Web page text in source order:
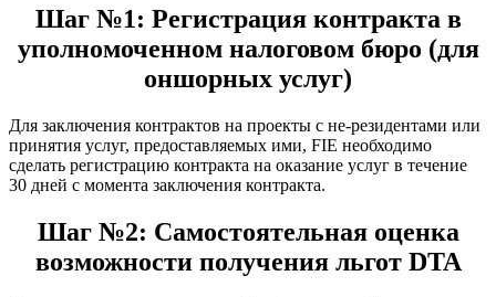
Шаг №1: Регистрация контракта в
уполномоченном налоговом бюро (для
оншорных услуг)
Для заключения контрактов на проекты с не-резидентами или
принятия услуг, предоставляемых ими, FIE необходимо
сделать регистрацию контракта на оказание услуг в течение
30 дней с момента заключения контракта.
Шаг №2: Самостоятельная оценка
возможности получения льгот DTA